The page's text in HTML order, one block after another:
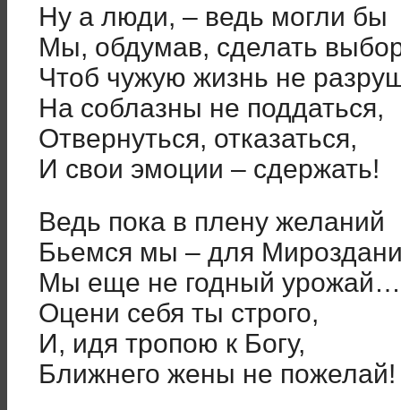
Ну а люди, – ведь могли бы
Мы, обдумав, сделать
Чтоб чужую жизнь не
На соблазны не поддаться,
Отвернуться, отказаться,
И свои эмоции – сдержать!
Ведь пока в плену желаний
Бьемся мы – для
Мы еще не годный урожай…
Оцени себя ты строго,
И, идя тропою к Богу,
Ближнего жены не пожелай!